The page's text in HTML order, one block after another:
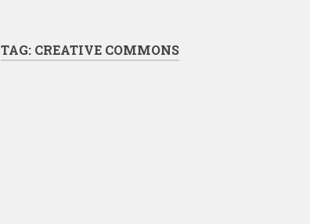
TAG: CREATIVE COMMONS